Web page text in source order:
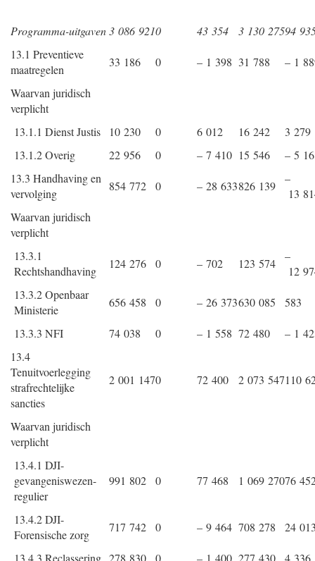
Programma-uitgaven3 086 9210 43 354 3 130 27594
13.1 Preventieve
maatregelen
33 186 0 – 1 398 31 788 – 1
Waarvan juridisch
verplicht
13.1.1 Dienst Justis
10 230 0 6 012 16 242
3 279
13.1.2 Overig
22 956 0 – 7 410 15 546
– 5
13.3 Handhaving en
vervolging
854 772 0 – 28 633826 139
–
13
Waarvan juridisch
verplicht
13.3.1
Rechtshandhaving
124 276 0 – 702 123 574
–
12
13.3.2 Openbaar
Ministerie
656 458 0 – 26 373630 085 583
13.3.3 NFI 74 038 0 – 1 558 72 480
– 1
13.4
Tenuitvoerlegging
strafrechtelijke
sancties
2 001 1470 72 400 2 073 547110
Waarvan juridisch
verplicht
13.4.1 DJI-
gevangeniswezen-
regulier
991 802 0 77 468 1 069 27076
13.4.2 DJI-
Forensische zorg
717 742 0 – 9 464 708 278 24
13.4.3 Reclassering 278 830 0 – 1 400 277 430 4 336